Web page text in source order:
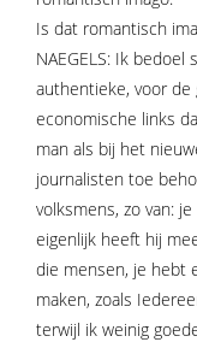
Is dat romantisch
NAEGELS: Ik
authentieke, voor de
economische links
man als bij het
journalisten toe
volksmens, zo van:
eigenlijk heeft hij
die mensen, je hebt
maken, zoals
terwijl ik weinig